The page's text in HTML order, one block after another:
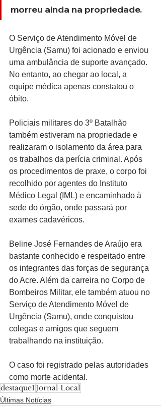
morreu ainda na propriedade.
O Serviço de Atendimento Móvel de
Urgência (Samu) foi acionado e enviou
uma ambulância de suporte avançado.
No entanto, ao chegar ao local, a
equipe médica apenas constatou o
óbito.
Policiais militares do 3º Batalhão
também estiveram na propriedade e
realizaram o isolamento da área para
os trabalhos da perícia criminal. Após
os procedimentos de praxe, o corpo foi
recolhido por agentes do Instituto
Médico Legal (IML) e encaminhado à
sede do órgão, onde passará por
exames cadavéricos.
Beline José Fernandes de Araújo era
bastante conhecido e respeitado entre
os integrantes das forças de segurança
do Acre. Além da carreira no Corpo de
Bombeiros Militar, ele também atuou no
Serviço de Atendimento Móvel de
Urgência (Samu), onde conquistou
colegas e amigos que seguem
trabalhando na instituição.
O caso foi registrado pelas autoridades
como morte acidental.
destaque1Jornal Local
Últimas Notícias